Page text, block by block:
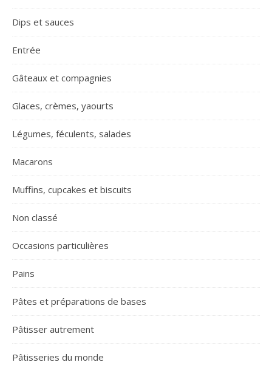
Dips et sauces
Entrée
Gâteaux et compagnies
Glaces, crèmes, yaourts
Légumes, féculents, salades
Macarons
Muffins, cupcakes et biscuits
Non classé
Occasions particulières
Pains
Pâtes et préparations de bases
Pâtisser autrement
Pâtisseries du monde